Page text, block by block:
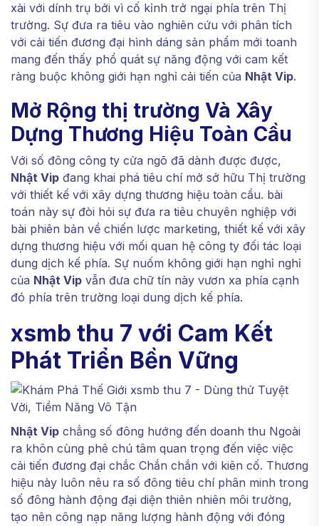
xài với dính trụ bởi vì cố kỉnh trở ngại phía trên Thị
trường. Sự đưa ra tiêu vào nghiên cứu với phân tích
với cải tiến đương đại hình dáng sản phẩm mới toanh
mang đến thấy phổ quát sự năng động với cam kết
ràng buộc không giới hạn nghỉ cải tiến của Nhật Vip.
Mở Rộng thị trường Và Xây
Dựng Thương Hiệu Toàn Cầu
Với số đông công ty cửa ngõ đã dành được được,
Nhật Vip đang khai phá tiêu chí mở sở hữu Thị trường
với thiết kế với xây dựng thương hiệu toàn cầu. bài
toán này sự đòi hỏi sự đưa ra tiêu chuyên nghiệp với
bài phiên bản về chiến lược marketing, thiết kế với xây
dựng thương hiệu với mối quan hệ công ty đối tác loại
dung dịch kế phía. Sự nuốm không giới hạn nghỉ nghỉ
của Nhật Vip vẫn đưa chữ tín này vươn xa phía cạnh
đó phía trên trường loại dung dịch kế phía.
xsmb thu 7 với Cam Kết
Phát Triển Bền Vững
Nhật Vip chẳng số đông hướng đến doanh thu Ngoài
ra khôn cùng phê chú tâm quan trọng đến việc việc
cải tiến đương đại chắc Chắn chắn với kiên cố. Thương
hiệu này luôn nêu ra số đông tiêu chí phân minh trong
số đông hành động đại diện thiên nhiên môi trường,
tạo nên công nạp năng lượng hành động với đóng